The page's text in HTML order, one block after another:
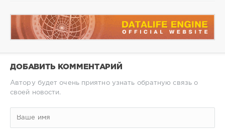
ДОБАВИТЬ КОММЕНТАРИЙ
Автору будет очень приятно узнать обратную связь о
своей новости.